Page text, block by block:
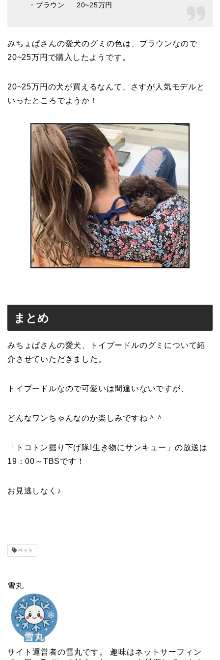
・ブラウン 20~25万円
みちょぱさんの愛犬のグミの色は、ブラウンなので
20~25万円で購入したようです。
20~25万円の犬が買えるなんて、さすが人気モデルと
いったところでようか！
まとめ
みちょぱさんの愛犬、トイプードルのグミについて紹
介させていただきました。
トイプードルなので可愛いは間違いないですが、
どんなワンちゃんなのか楽しみですね＾＾
「トコトン掘り下げ隊!生き物にサンキュー」の放送は
19：00～TBSです！
お見逃しなく♪
ペット
雪丸
サイト運営者の雪丸です。 趣味はネットサーフィン